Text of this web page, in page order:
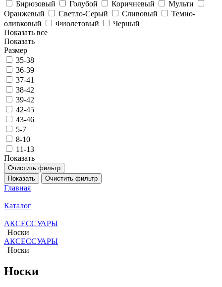
Бирюзовый Голубой Коричневый
Мульти
Оранжевый
Светло-Серый Сливовый
Темно-
оливковый
Фиолетовый
Черный
Показать все
Показать
Размер
35-38
36-39
37-41
38-42
39-42
42-45
43-46
5-7
8-10
11-13
Показать
Очистить фильтр
Показать
Очистить фильтр
Главная
Каталог
АКСЕССУАРЫ
Носки
АКСЕССУАРЫ
Носки
Носки